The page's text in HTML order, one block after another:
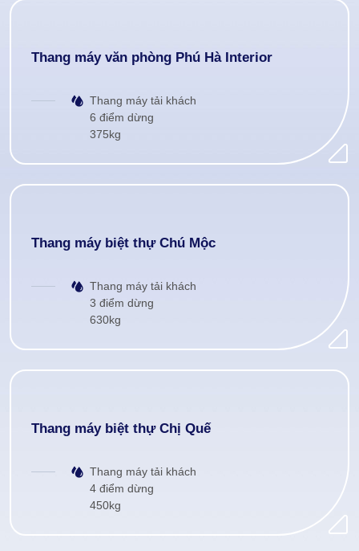
Thang máy văn phòng Phú Hà Interior
Thang máy tải khách
6 điểm dừng
375kg
Thang máy biệt thự Chú Mộc
Thang máy tải khách
3 điểm dừng
630kg
Thang máy biệt thự Chị Quế
Thang máy tải khách
4 điểm dừng
450kg